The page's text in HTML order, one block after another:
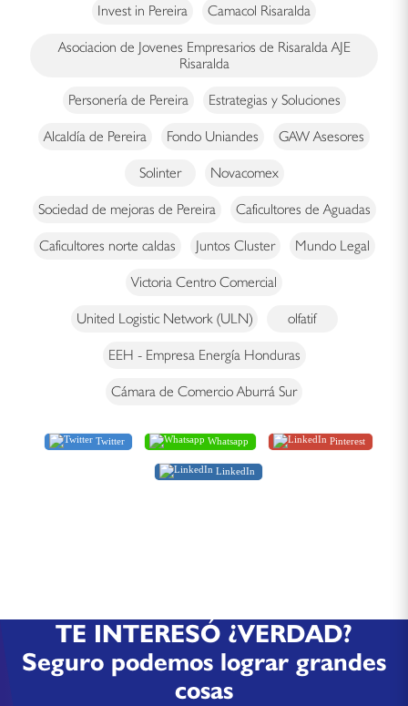
Invest in Pereira Camacol Risaralda
Asociacion de Jovenes Empresarios de Risaralda AJE
Risaralda
Personería de Pereira Estrategias y Soluciones
Alcaldía de Pereira Fondo Uniandes GAW Asesores
Solinter Novacomex
Sociedad de mejoras de Pereira Caficultores de Aguadas
Caficultores norte caldas Juntos Cluster Mundo Legal
Victoria Centro Comercial
United Logistic Network (ULN) olfatif
EEH - Empresa Energía Honduras
Cámara de Comercio Aburrá Sur
Twitter Whatsapp Pinterest
LinkedIn
TE INTERESÓ ¿VERDAD?
Seguro podemos lograr grandes
cosas